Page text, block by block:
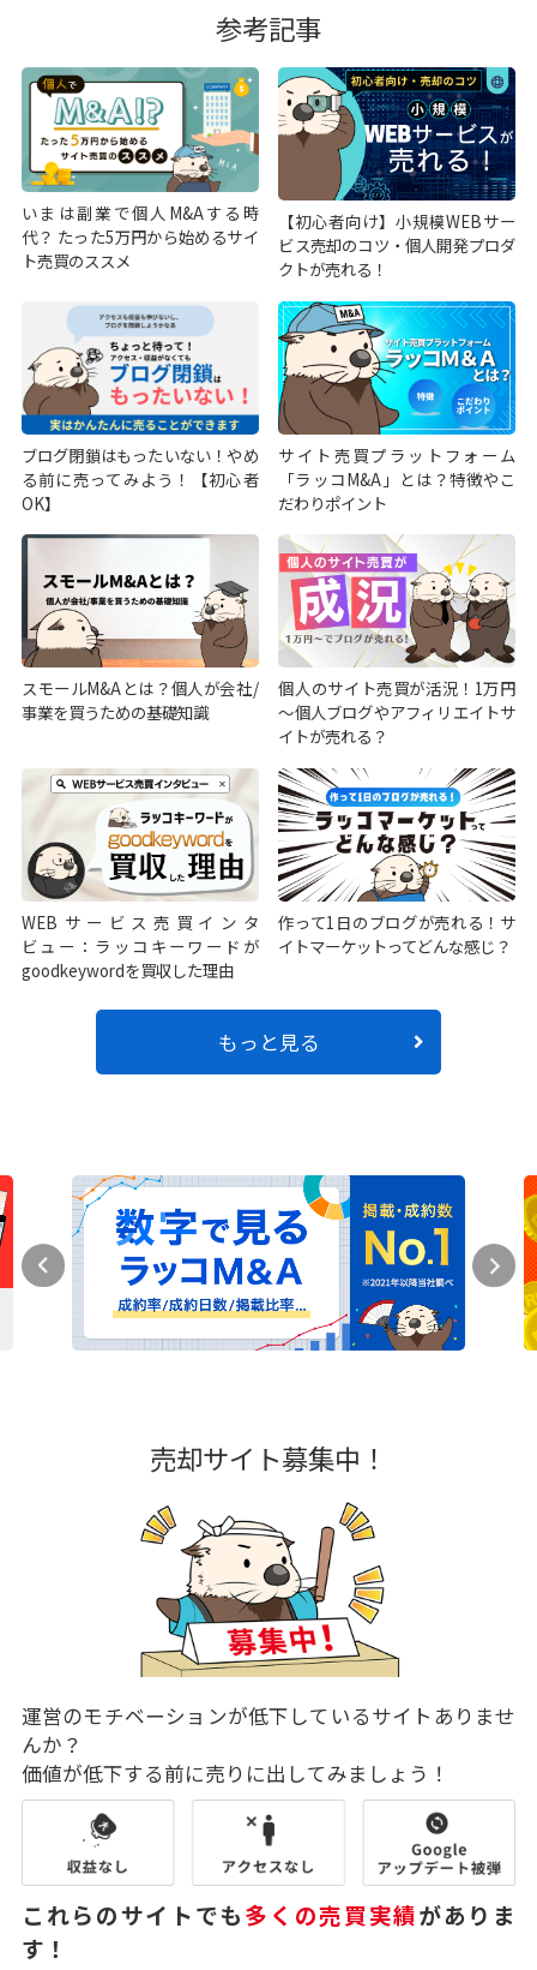
参考記事
いまは副業で個人M&Aする時
代？ たった5万円から始めるサイ
ト売買のススメ
【初心者向け】小規模WEBサー
ビス売却のコツ・個人開発プロダ
クトが売れる！
ブログ閉鎖はもったいない！やめ
る前に売ってみよう！【初心者
OK】
サイト売買プラットフォーム
「ラッコM&A」とは？特徴やこ
だわりポイント
スモールM&Aとは？個人が会社/
事業を買うための基礎知識
個人のサイト売買が活況！1万円
～個人ブログやアフィリエイトサ
イトが売れる？
WEBサービス売買インタ
ビュー：ラッコキーワードが
goodkeywordを買収した理由
作って1日のブログが売れる！サ
イトマーケットってどんな感じ？
もっと見る
売却サイト募集中！
運営のモチベーションが低下しているサイトありませ
んか？
価値が低下する前に売りに出してみましょう！
これらのサイトでも多くの売買実績がありま
す！